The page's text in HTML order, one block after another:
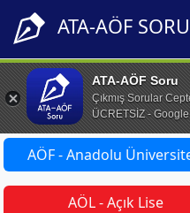
ATA-AÖF SORU
ATA-AÖF Soru
Çıkmış Sorular
ÜCRETSİZ -
AÖF - Anadolu
AÖL - Açık Lise